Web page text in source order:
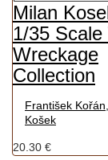
Milan
1/35 Scale
Wreckage
Collection
František
Košek
20.30 €